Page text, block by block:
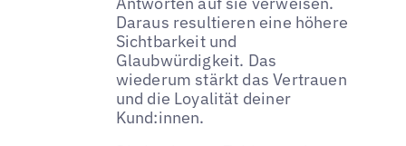
Daraus resultieren eine höhere
Sichtbarkeit und
Glaubwürdigkeit. Das
wiederum stärkt das Vertrauen
und die Loyalität deiner
Kund:innen.